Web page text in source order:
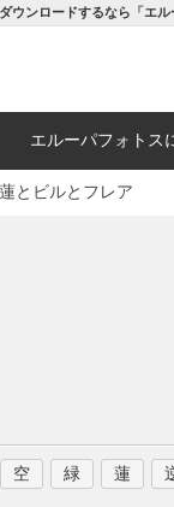
ウンロードするなら「エル
エルーパフォトス
蓮とビルとフレア
空 緑 蓮